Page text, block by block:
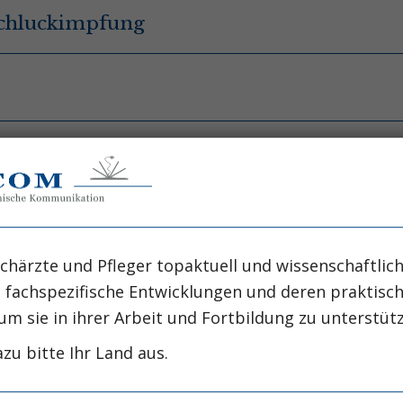
responses in children at high risk for type 1
Klingensmith G,
al.
Faculty of Medicine, Technische
und Pfleger topaktuell und
Entwicklungen und deren
sie in ihrer Arbeit und Fortbildung zu
bitte Ihr Land aus.